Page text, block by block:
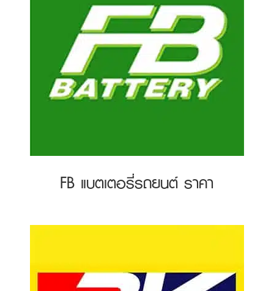
FB แบตเตอรี่รถยนต์ ราคา